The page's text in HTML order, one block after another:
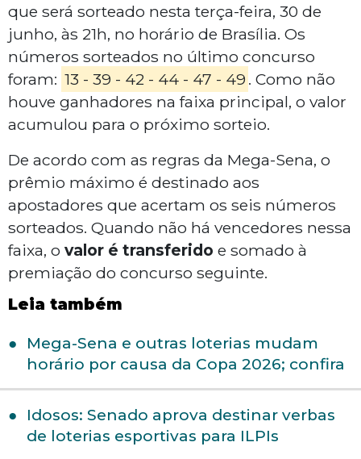
que será sorteado nesta terça-feira, 30 de
junho, às 21h, no horário de Brasília. Os
números sorteados no último concurso
foram: 13 - 39 - 42 - 44 - 47 - 49 . Como não
houve ganhadores na faixa principal, o valor
acumulou para o próximo sorteio.
De acordo com as regras da Mega-Sena, o
prêmio máximo é destinado aos
apostadores que acertam os seis números
sorteados. Quando não há vencedores nessa
faixa, o valor é transferido e somado à
premiação do concurso seguinte.
Leia também
Mega-Sena e outras loterias mudam
horário por causa da Copa 2026; confira
Idosos: Senado aprova destinar verbas
de loterias esportivas para ILPIs